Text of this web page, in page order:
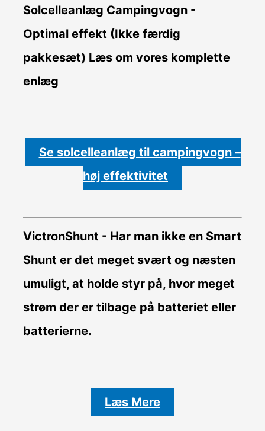
Solcelleanlæg Campingvogn -
Optimal effekt (Ikke færdig
pakkesæt) Læs om vores komplette
enlæg
Se solcelleanlæg til campingvogn –
høj effektivitet
VictronShunt - Har man ikke en Smart
Shunt er det meget svært og næsten
umuligt, at holde styr på, hvor meget
strøm der er tilbage på batteriet eller
batterierne.
Læs Mere